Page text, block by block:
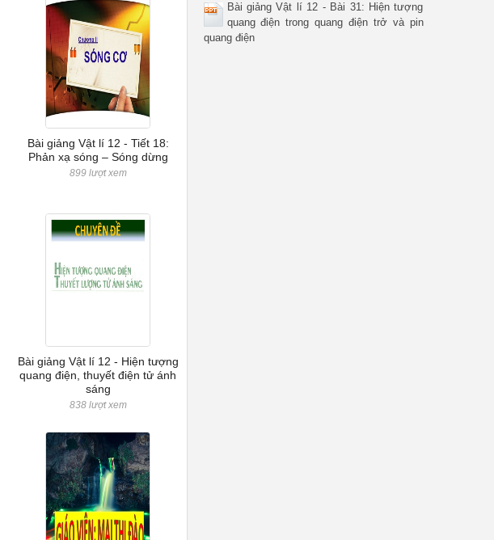
Bài giảng Vật lí 12 - Tiết 18:
Phản xạ sóng – Sóng dừng
899 lượt xem
Bài giảng Vật lí 12 - Hiện tượng
quang điện, thuyết điện tử ánh
sáng
838 lượt xem
Bài giảng Vật lí 12 - Bài 31: Hiện tượng
quang điện trong quang điện trở và pin
quang điện